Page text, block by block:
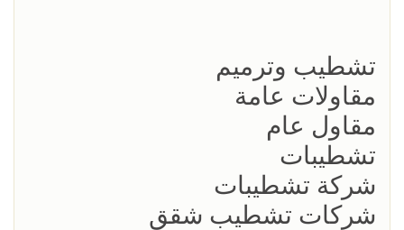
تشطيب وترميم
مقاولات عامة
مقاول عام
تشطيبات
شركة تشطيبات
شركات تشطيب شقق